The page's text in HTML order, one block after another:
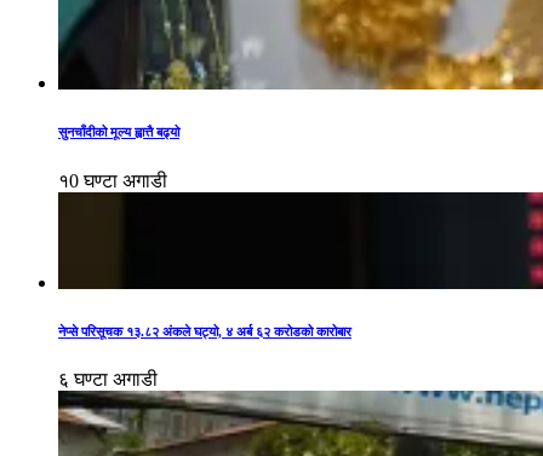
सुनचाँदीको मूल्य ह्वात्तै बढ्यो
१0 घण्टा अगाडी
नेप्से परिसूचक १३.८२ अंकले घट्यो, ४ अर्ब ६२ करोडको कारोबार
६ घण्टा अगाडी